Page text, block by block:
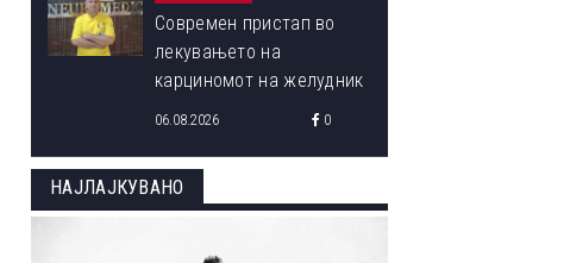
Современ пристап во
лекувањето на
карциномот на желудник
06.08.2026 0
НАЈЛАЈКУВАНО